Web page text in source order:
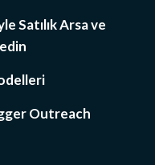
Satılık Arsa ve
Outreach